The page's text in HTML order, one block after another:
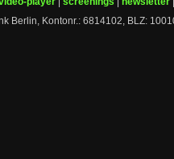
Berlin, Kontonr.: 6814102, BLZ: